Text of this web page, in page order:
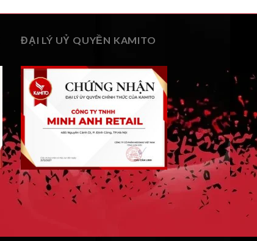
ĐẠI LÝ UỶ QUYỀN KAMITO